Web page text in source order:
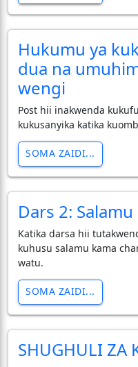
Hukumu ya
dua na
wengi
Post hii inakwenda
kukusanyika katika
SOMA ZAIDI...
Dars 2:
Katika darsa hii
kuhusu salamu kama
watu.
SOMA ZAIDI...
SHUGHULI ZA